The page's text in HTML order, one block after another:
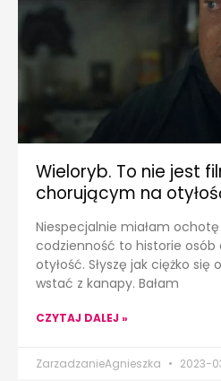
Wieloryb. To nie jest
chorującym na
Niespecjalnie miałam
codzienność to historie
otyłość. Słyszę jak ciężko
wstać z kanapy. Bałam
CZYTAJ DALEJ »
ZarzadzanieAgnieszka 2023-